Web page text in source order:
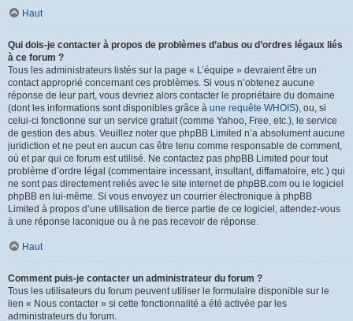
Haut
Qui dois-je contacter à propos de problèmes d’abus ou d’ordres légaux liés
à ce forum ?
Tous les administrateurs listés sur la page « L’équipe » devraient être un
contact approprié concernant ces problèmes. Si vous n’obtenez aucune
réponse de leur part, vous devriez alors contacter le propriétaire du domaine
(dont les informations sont disponibles grâce à une requête WHOIS), ou, si
celui-ci fonctionne sur un service gratuit (comme Yahoo, Free, etc.), le service
de gestion des abus. Veuillez noter que phpBB Limited n’a absolument aucune
juridiction et ne peut en aucun cas être tenu comme responsable de comment,
où et par qui ce forum est utilisé. Ne contactez pas phpBB Limited pour tout
problème d’ordre légal (commentaire incessant, insultant, diffamatoire, etc.) qui
ne sont pas directement reliés avec le site internet de phpBB.com ou le logiciel
phpBB en lui-même. Si vous envoyez un courrier électronique à phpBB
Limited à propos d’une utilisation de tierce partie de ce logiciel, attendez-vous
à une réponse laconique ou à ne pas recevoir de réponse.
Haut
Comment puis-je contacter un administrateur du forum ?
Tous les utilisateurs du forum peuvent utiliser le formulaire disponible sur le
lien « Nous contacter » si cette fonctionnalité a été activée par les
administrateurs du forum.